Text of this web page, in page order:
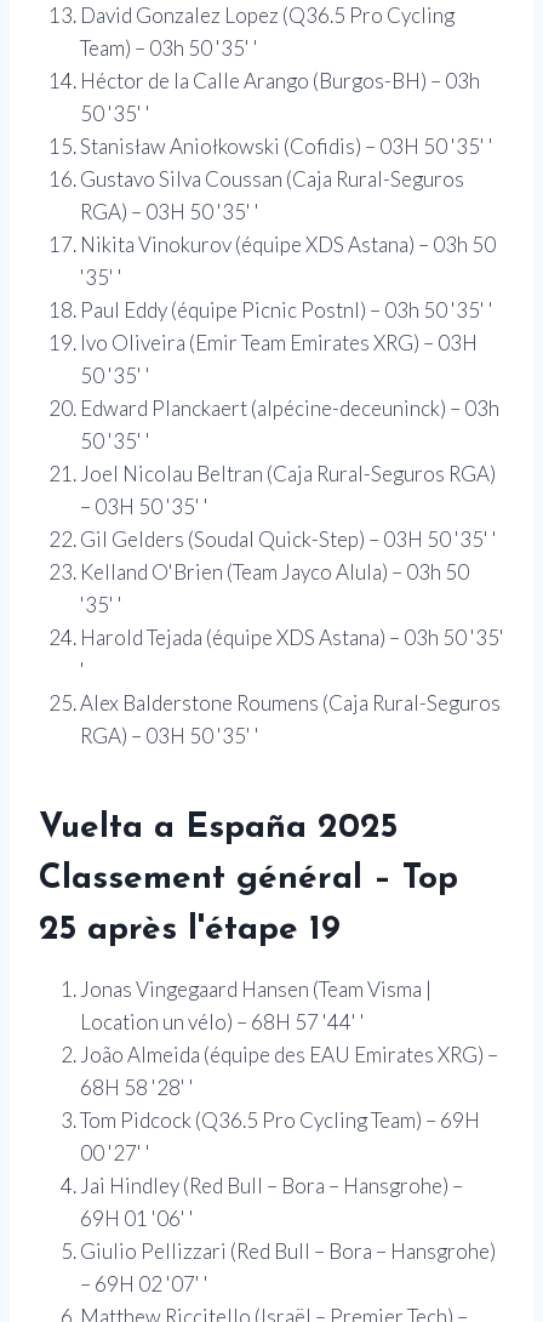
David Gonzalez Lopez (Q36.5 Pro Cycling
Team) – 03h 50 '35' '
Héctor de la Calle Arango (Burgos-BH) – 03h
50 '35' '
Stanisław Aniołkowski (Cofidis) – 03H 50 '35' '
Gustavo Silva Coussan (Caja Rural-Seguros
RGA) – 03H 50 '35' '
Nikita Vinokurov (équipe XDS Astana) – 03h 50
'35' '
Paul Eddy (équipe Picnic Postnl) – 03h 50 '35' '
Ivo Oliveira (Emir Team Emirates XRG) – 03H
50 '35' '
Edward Planckaert (alpécine-deceuninck) – 03h
50 '35' '
Joel Nicolau Beltran (Caja Rural-Seguros RGA)
– 03H 50 '35' '
Gil Gelders (Soudal Quick-Step) – 03H 50 '35' '
Kelland O'Brien (Team Jayco Alula) – 03h 50
'35' '
Harold Tejada (équipe XDS Astana) – 03h 50 '35'
'
Alex Balderstone Roumens (Caja Rural-Seguros
RGA) – 03H 50 '35' '
Vuelta a España 2025
Classement général – Top
25 après l'étape 19
Jonas Vingegaard Hansen (Team Visma |
Location un vélo) – 68H 57 '44' '
João Almeida (équipe des EAU Emirates XRG) –
68H 58 '28' '
Tom Pidcock (Q36.5 Pro Cycling Team) – 69H
00 '27' '
Jai Hindley (Red Bull – Bora – Hansgrohe) –
69H 01 '06' '
Giulio Pellizzari (Red Bull – Bora – Hansgrohe)
– 69H 02 '07' '
Matthew Riccitello (Israël – Premier Tech) –